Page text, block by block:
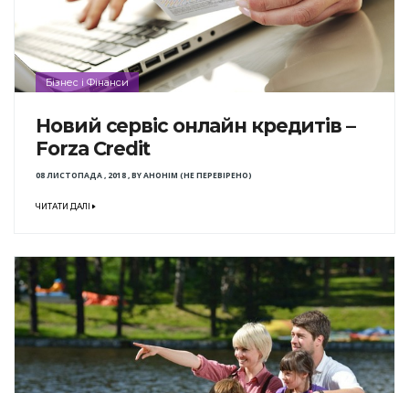
Бізнес і Фінанси
Новий сервіс онлайн кредитів –
Forza Credit
08 ЛИСТОПАДА , 2018,BYАНОНІМ (НЕ ПЕРЕВІРЕНО)
ЧИТАТИ ДАЛІ